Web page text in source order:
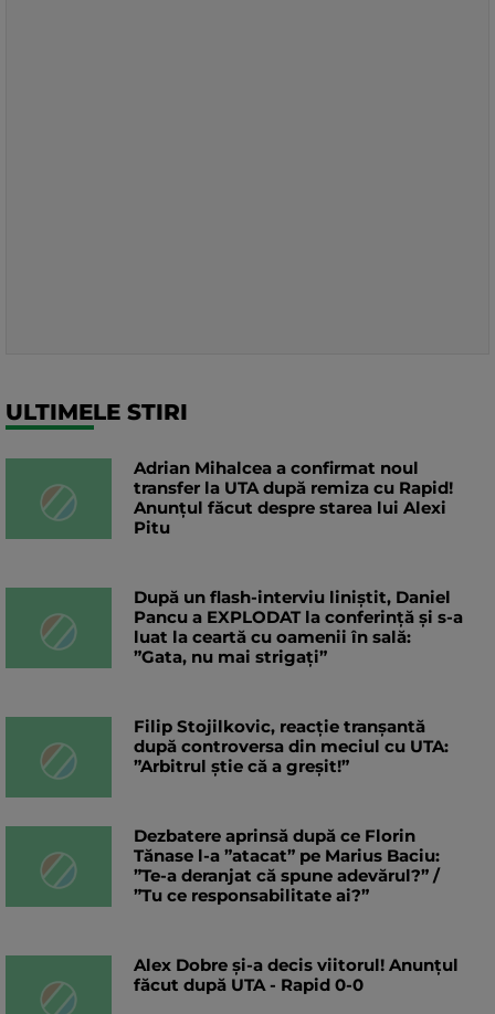
ULTIMELE STIRI
Adrian Mihalcea a confirmat noul
transfer la UTA după remiza cu Rapid!
Anunțul făcut despre starea lui Alexi
Pitu
După un flash-interviu liniștit, Daniel
Pancu a EXPLODAT la conferință și s-a
luat la ceartă cu oamenii în sală:
”Gata, nu mai strigați”
Filip Stojilkovic, reacție tranșantă
după controversa din meciul cu UTA:
”Arbitrul știe că a greșit!”
Dezbatere aprinsă după ce Florin
Tănase l-a ”atacat” pe Marius Baciu:
”Te-a deranjat că spune adevărul?” /
”Tu ce responsabilitate ai?”
Alex Dobre și-a decis viitorul! Anunțul
făcut după UTA - Rapid 0-0